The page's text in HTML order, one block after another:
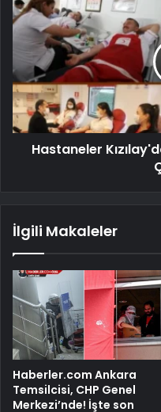
Hastaneler
İlgili Makaleler
Haberler.com Ankara
Temsilcisi, CHP Genel
Merkezi’nde! İşte son